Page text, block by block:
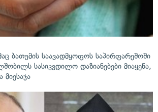
ბათუმის საავადმყოფოს საპირფარეშოში
სასიკვდილო დაზიანებები მიაყენა,